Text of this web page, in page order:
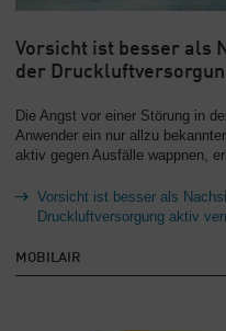
Vorsicht ist besser als
der
Die Angst vor einer Störung in
Anwender ein nur allzu
aktiv gegen Ausfälle wappnen,
Vorsicht ist besser als
Druckluftversorgung aktiv
MOBILAIR